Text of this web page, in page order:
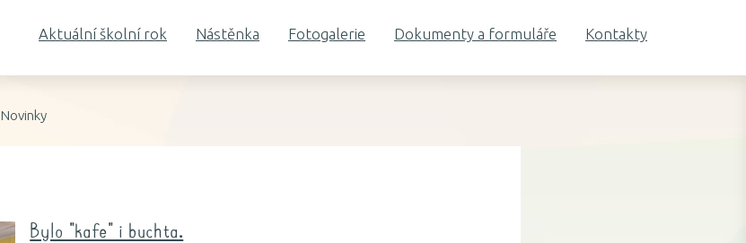
Aktuální školní rok Nástěnka Fotogalerie Dokumenty a formuláře Kontakty
Novinky
Bylo "kafe" i buchta.